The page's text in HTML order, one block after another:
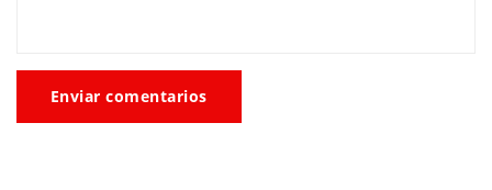
Enviar comentarios